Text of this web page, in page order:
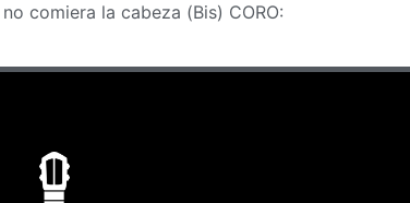
comiera la cabeza (Bis) CORO: